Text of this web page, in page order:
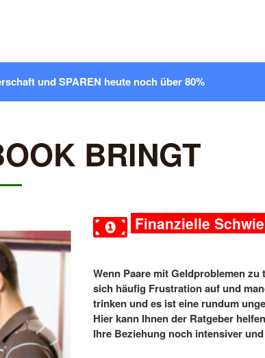
und SPAREN heute noch über 80%
BRINGT
Finanzielle
Wenn Paare mit Geldproblemen zu
sich häufig Frustration auf und
trinken und es ist eine rundum
Hier kann Ihnen der Ratgeber
Ihre Beziehung noch intensiver